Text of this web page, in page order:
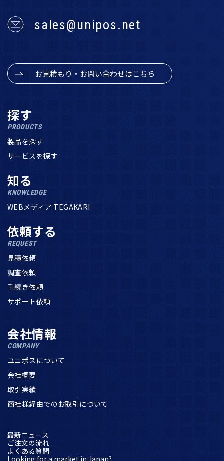
sales@unipos.net
お見積もり・お問い合わせはこちら
探す
PRODUCTS
製品を探す
サービスを探す
知る
KNOWLEDGE
WEBメディア TEGAKARI
依頼する
REQUEST
見積依頼
調査依頼
手続き依頼
サポート依頼
会社情報
COMPANY
ユニポスについて
会社概要
取引実績
商社様経由でのお取引について
最新ニュース
ご注文の流れ
よくある質問
Looking for a market in Japan?